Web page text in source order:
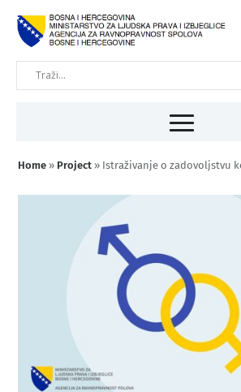
Home » Project » Istraživanje o zadovoljstvu